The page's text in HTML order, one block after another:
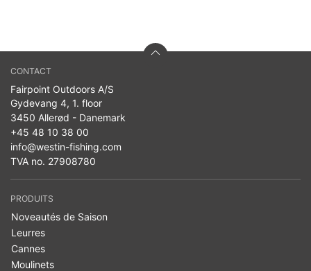
CONTACT
Fairpoint Outdoors A/S
Gydevang 4, 1. floor
3450 Allerød - Danemark
+45 48 10 38 00
info@westin-fishing.com
TVA no. 27908780
PRODUITS
Noveautés de Saison
Leurres
Cannes
Moulinets